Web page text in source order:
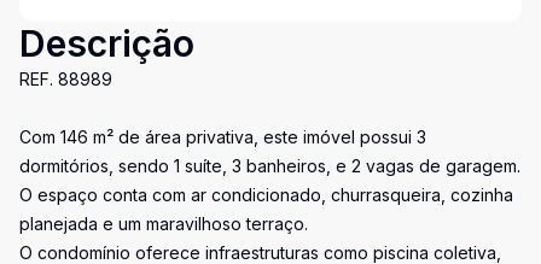
Descrição
REF. 88989
Com 146 m² de área privativa, este imóvel possui 3
dormitórios, sendo 1 suíte, 3 banheiros, e 2 vagas de garagem.
O espaço conta com ar condicionado, churrasqueira, cozinha
planejada e um maravilhoso terraço.
O condomínio oferece infraestruturas como piscina coletiva,